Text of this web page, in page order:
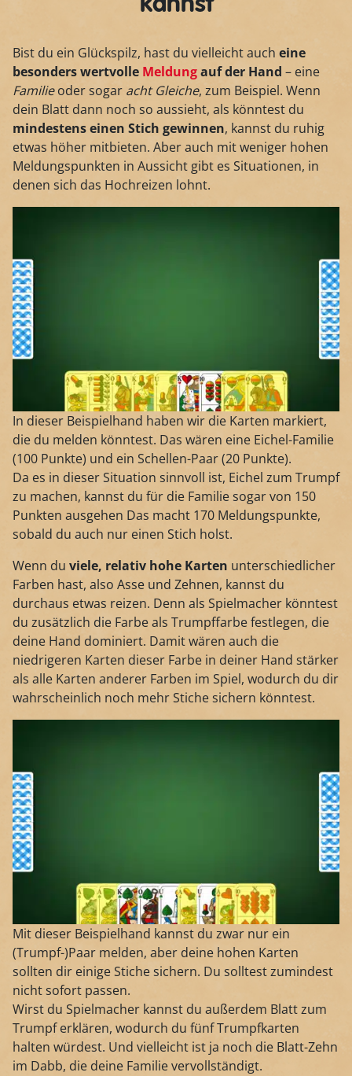
Bist du ein Glückspilz, hast du vielleicht auch eine
besonders wertvolle Meldungauf der Hand – eine
Familieoder sogar acht Gleiche, zum Beispiel. Wenn
dein Blatt dann noch so aussieht, als könntest du
mindestens einen Stich gewinnen, kannst du ruhig
etwas höher mitbieten. Aber auch mit weniger hohen
Meldungspunkten in Aussicht gibt es Situationen, in
denen sich das Hochreizen lohnt.
In dieser Beispielhand haben wir die Karten markiert,
die du melden könntest. Das wären eine Eichel-Familie
(100 Punkte) und ein Schellen-Paar (20 Punkte).
Da es in dieser Situation sinnvoll ist, Eichel zum Trumpf
zu machen, kannst du für die Familie sogar von 150
Punkten ausgehen Das macht 170 Meldungspunkte,
sobald du auch nur einen Stich holst.
Wenn du viele, relativ hohe Karten unterschiedlicher
Farben hast, also Asse und Zehnen, kannst du
durchaus etwas reizen. Denn als Spielmacher könntest
du zusätzlich die Farbe als Trumpffarbe festlegen, die
deine Hand dominiert. Damit wären auch die
niedrigeren Karten dieser Farbe in deiner Hand stärker
als alle Karten anderer Farben im Spiel, wodurch du dir
wahrscheinlich noch mehr Stiche sichern könntest.
Mit dieser Beispielhand kannst du zwar nur ein
(Trumpf-)Paar melden, aber deine hohen Karten
sollten dir einige Stiche sichern. Du solltest zumindest
nicht sofort passen.
Wirst du Spielmacher kannst du außerdem Blatt zum
Trumpf erklären, wodurch du fünf Trumpfkarten
halten würdest. Und vielleicht ist ja noch die Blatt-Zehn
im Dabb, die deine Familie vervollständigt.